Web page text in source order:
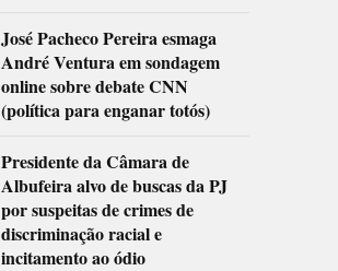
José Pacheco Pereira esmaga
André Ventura em sondagem
online sobre debate CNN
(política para enganar totós)
Presidente da Câmara de
Albufeira alvo de buscas da PJ
por suspeitas de crimes de
discriminação racial e
incitamento ao ódio